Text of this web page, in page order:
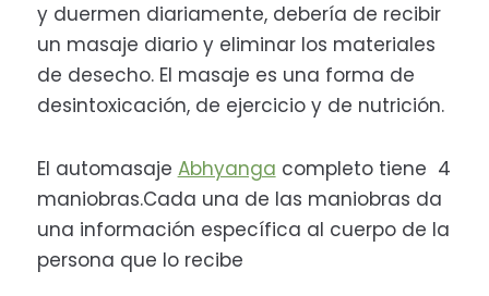
y duermen diariamente, debería de recibir
un masaje diario y eliminar los materiales
de desecho. El masaje es una forma de
desintoxicación, de ejercicio y de nutrición.
El automasaje Abhyanga completo tiene 4
maniobras.Cada una de las maniobras da
una información específica al cuerpo de la
persona que lo recibe